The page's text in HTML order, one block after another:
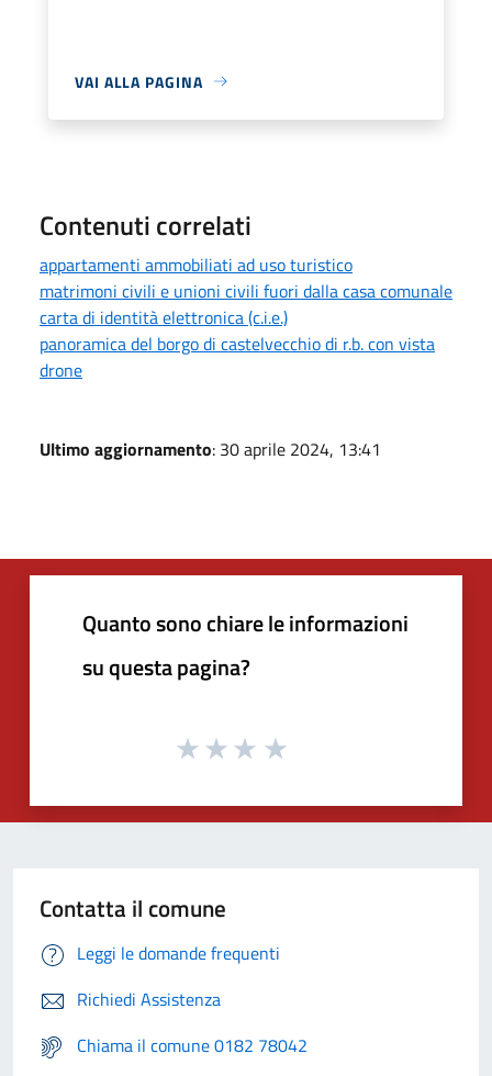
VAI ALLA PAGINA
Contenuti correlati
appartamenti ammobiliati ad uso turistico
matrimoni civili e unioni civili fuori dalla casa comunale
carta di identità elettronica (c.i.e.)
panoramica del borgo di castelvecchio di r.b. con vista
drone
Ultimo aggiornamento: 30 aprile 2024, 13:41
Quanto sono chiare le informazioni
su questa pagina?
Contatta il comune
Leggi le domande frequenti
Richiedi Assistenza
Chiama il comune 0182 78042